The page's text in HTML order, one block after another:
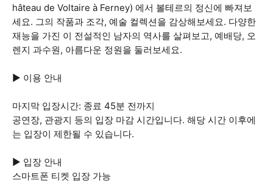
hâteau de Voltaire à Ferney) 에서 볼테르의 정신에 빠져보
세요. 그의 작품과 조각, 예술 컬렉션을 감상해보세요. 다양한
재능을 가진 이 전설적인 남자의 역사를 살펴보고, 예배당, 오
렌지 과수원, 아름다운 정원을 둘러보세요.
▶ 이용 안내
마지막 입장시간: 종료 45분 전까지
공연장, 관광지 등의 입장 마감 시간입니다. 해당 시간 이후에
는 입장이 제한될 수 있습니다.
▶ 입장 안내
스마트폰 티켓 입장 가능